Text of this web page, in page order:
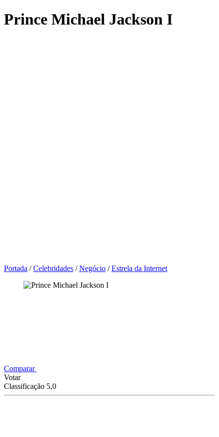
Prince Michael Jackson I
Portada /Celebridades /Negócio /Estrela da Internet
Comparar
Votar
Classificação 5,0